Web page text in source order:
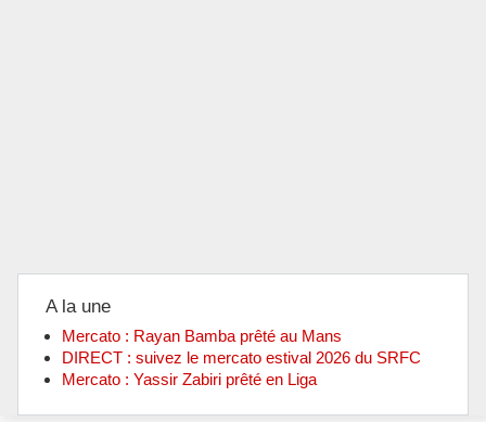
A la une
Mercato : Rayan Bamba prêté au Mans
DIRECT : suivez le mercato estival 2026 du SRFC
Mercato : Yassir Zabiri prêté en Liga